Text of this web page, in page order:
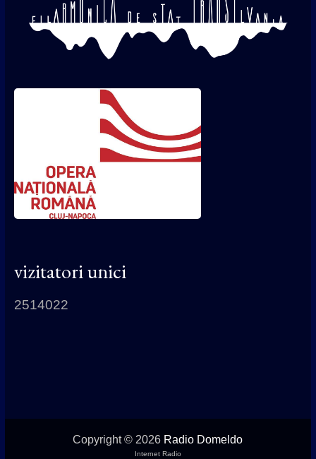
vizitatori unici
2514022
Copyright © 2026 Radio Domeldo
Internet Radio